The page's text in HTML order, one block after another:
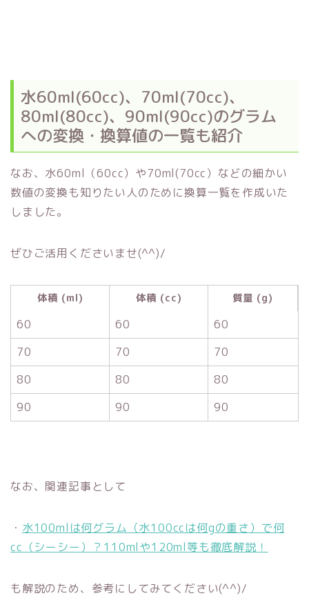
水60ml(60cc)、70ml(70cc)、
80ml(80cc)、90ml(90cc)のグラム
への変換・換算値の一覧も紹介
なお、水60ml（60cc）や70ml(70cc）などの細かい
数値の変換も知りたい人のために換算一覧を作成いた
しました。
ぜひご活用くださいませ(^^)/
体積 (ml) 体積 (cc) 質量 (g)
60 60
60
70
70
70
80
80
80
90
90 90
なお、関連記事として
・ 水100mlは何グラム（水100ccは何gの重さ）で何
cc（シーシー）？110mlや120ml等も徹底解説！
も解説のため、参考にしてみてください(^^)/